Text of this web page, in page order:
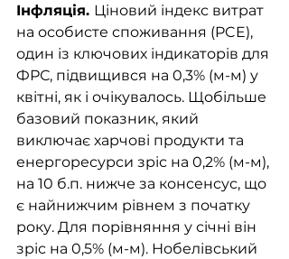
Інфляція. Ціновий індекс витрат
на особисте споживання (PCE),
один із ключових індикаторів для
ФРС, підвищився на 0,3% (м-м) у
квітні, як і очікувалось. Щобільше
базовий показник, який
виключає харчові продукти та
енергоресурси зріс на 0,2% (м-м),
на 10 б.п. нижче за консенсус, що
є найнижчим рівнем з початку
року. Для порівняння у січні він
зріс на 0,5% (м-м). Нобелівський